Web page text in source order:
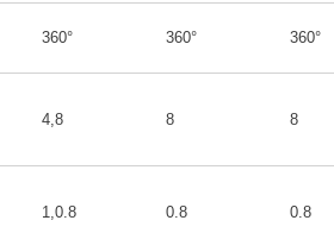
360° 360° 360°
4,8 8 8
1,0.8 0.8 0.8